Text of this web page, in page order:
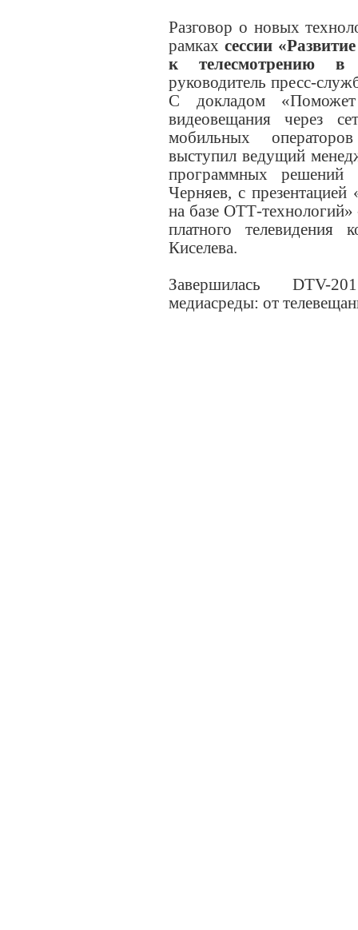
Разговор о новых
рамках сессии
к телесмотрению в
руководитель пресс-
С докладом «Поможет
видеовещания через
мобильных
выступил ведущий
программных решений
Черняев, с
на базе ОТТ-технологий»
платного телевидения
Киселева.
Завершилась DTV-
медиасреды: от